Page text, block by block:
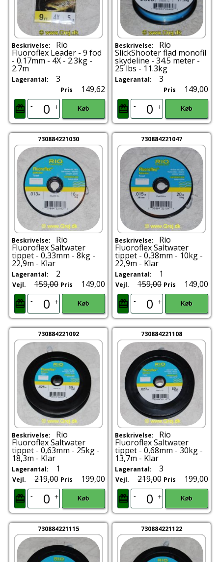
Beskrivelse: Rio
Fluoroflex Leader - 9 fod
- 0.17mm - 4X - 2.3kg -
2.7m
Lagerantal: 3
Pris 149,62
- + Køb
Beskrivelse: Rio
SlickShooter flad monofil
skydeline - 34.5 meter -
25 lbs - 11.3kg
Lagerantal: 3
Pris 149,00
- + Køb
730884221030
Beskrivelse: Rio
Fluoroflex Saltwater
tippet - 0,33mm - 8kg -
22,9m - Klar
Lagerantal: 2
Vejl. 159,00 Pris 149,00
- + Køb
730884221047
Beskrivelse: Rio
Fluoroflex Saltwater
tippet - 0,38mm - 10kg -
22,9m - Klar
Lagerantal: 1
Vejl. 159,00 Pris 149,00
- + Køb
730884221092
Beskrivelse: Rio
Fluoroflex Saltwater
tippet - 0,63mm - 25kg -
18,3m - Klar
Lagerantal: 1
Vejl. 219,00 Pris 199,00
- + Køb
730884221108
Beskrivelse: Rio
Fluoroflex Saltwater
tippet - 0,68mm - 30kg -
13,7m - Klar
Lagerantal: 3
Vejl. 219,00 Pris 199,00
- + Køb
730884221115 730884221122